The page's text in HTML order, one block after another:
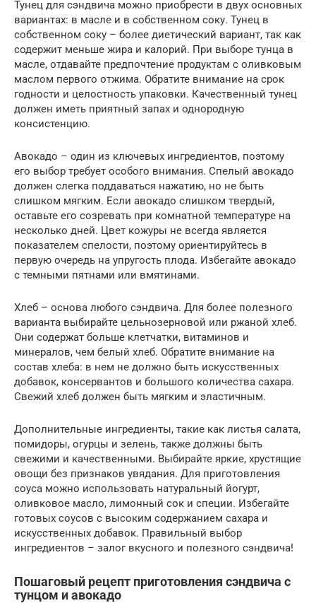
Тунец для сэндвича можно приобрести в двух основных
вариантах: в масле и в собственном соку. Тунец в
собственном соку – более диетический вариант, так как
содержит меньше жира и калорий. При выборе тунца в
масле, отдавайте предпочтение продуктам с оливковым
маслом первого отжима. Обратите внимание на срок
годности и целостность упаковки. Качественный тунец
должен иметь приятный запах и однородную
консистенцию.
Авокадо – один из ключевых ингредиентов, поэтому
его выбор требует особого внимания. Спелый авокадо
должен слегка поддаваться нажатию, но не быть
слишком мягким. Если авокадо слишком твердый,
оставьте его созревать при комнатной температуре на
несколько дней. Цвет кожуры не всегда является
показателем спелости, поэтому ориентируйтесь в
первую очередь на упругость плода. Избегайте авокадо
с темными пятнами или вмятинами.
Хлеб – основа любого сэндвича. Для более полезного
варианта выбирайте цельнозерновой или ржаной хлеб.
Они содержат больше клетчатки, витаминов и
минералов, чем белый хлеб. Обратите внимание на
состав хлеба: в нем не должно быть искусственных
добавок, консервантов и большого количества сахара.
Свежий хлеб должен быть мягким и эластичным.
Дополнительные ингредиенты, такие как листья салата,
помидоры, огурцы и зелень, также должны быть
свежими и качественными. Выбирайте яркие, хрустящие
овощи без признаков увядания. Для приготовления
соуса можно использовать натуральный йогурт,
оливковое масло, лимонный сок и специи. Избегайте
готовых соусов с высоким содержанием сахара и
искусственных добавок. Правильный выбор
ингредиентов – залог вкусного и полезного сэндвича!
Пошаговый рецепт приготовления сэндвича с
тунцом и авокадо